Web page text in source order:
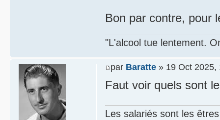
Bon par contre, pour
"L'alcool tue lentement.
par Baratte » 19 Oct 2025,
Faut voir quels sont
Les salariés sont les